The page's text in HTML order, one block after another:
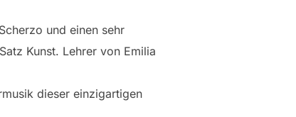
und einen sehr
Kunst. Lehrer von Emilia
dieser einzigartigen